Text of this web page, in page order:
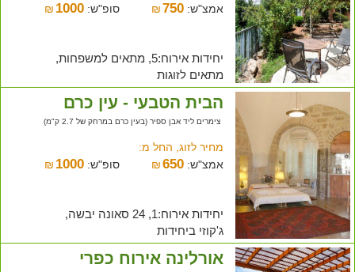
אמצ"ש:
₪750 סופ"ש: ₪ 1000
יחידות אירוח:5, מתאים למשפחות,
מתאים לזוגות
הבית הטבעי - עין כרם
צימרים ליד אבן ספיר (בעין כרם במרחק של 2.7 ק"מ)
מחיר לזוג, החל מ:
אמצ"ש:
₪650 סופ"ש: ₪ 1000
יחידות אירוח:1, 24 סאונה יבשה,
ג'קוזי ביחידות
אורלינה אירוח כפרי